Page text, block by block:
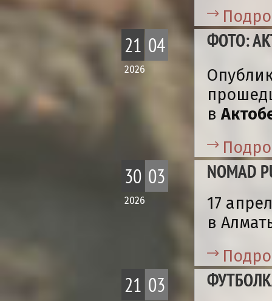
21 04
2026
ФОТО:
в
30 03
2026
NOMAD
17
в
21 03